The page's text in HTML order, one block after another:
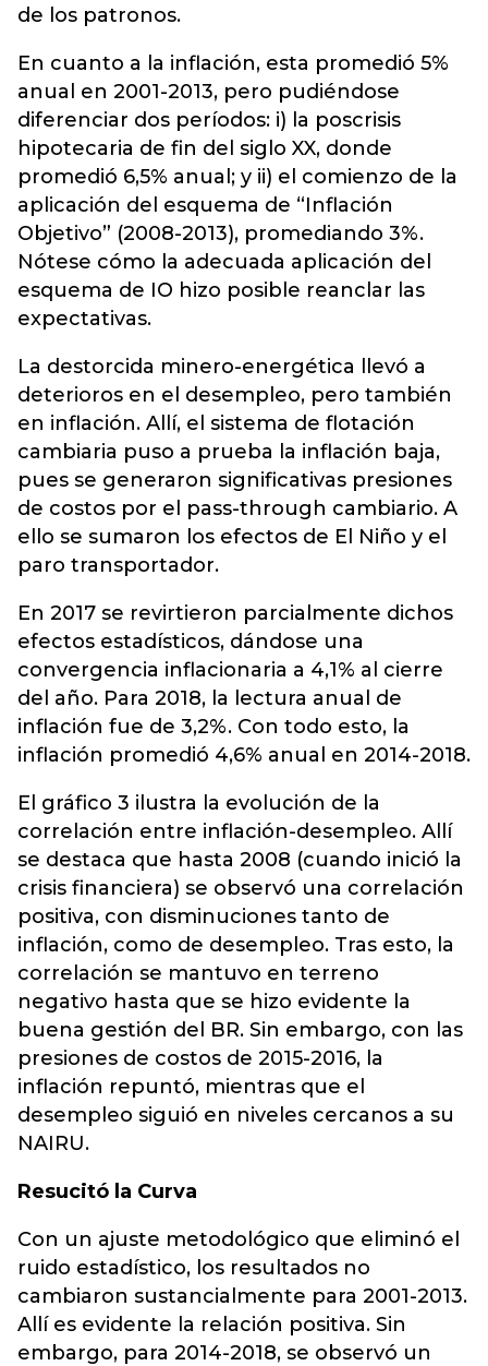
de los patronos.
En cuanto a la inflación, esta promedió 5%
anual en 2001-2013, pero pudiéndose
diferenciar dos períodos: i) la poscrisis
hipotecaria de fin del siglo XX, donde
promedió 6,5% anual; y ii) el comienzo de la
aplicación del esquema de “Inflación
Objetivo” (2008-2013), promediando 3%.
Nótese cómo la adecuada aplicación del
esquema de IO hizo posible reanclar las
expectativas.
La destorcida minero-energética llevó a
deterioros en el desempleo, pero también
en inflación. Allí, el sistema de flotación
cambiaria puso a prueba la inflación baja,
pues se generaron significativas presiones
de costos por el pass-through cambiario. A
ello se sumaron los efectos de El Niño y el
paro transportador.
En 2017 se revirtieron parcialmente dichos
efectos estadísticos, dándose una
convergencia inflacionaria a 4,1% al cierre
del año. Para 2018, la lectura anual de
inflación fue de 3,2%. Con todo esto, la
inflación promedió 4,6% anual en 2014-2018.
El gráfico 3 ilustra la evolución de la
correlación entre inflación-desempleo. Allí
se destaca que hasta 2008 (cuando inició la
crisis financiera) se observó una correlación
positiva, con disminuciones tanto de
inflación, como de desempleo. Tras esto, la
correlación se mantuvo en terreno
negativo hasta que se hizo evidente la
buena gestión del BR. Sin embargo, con las
presiones de costos de 2015-2016, la
inflación repuntó, mientras que el
desempleo siguió en niveles cercanos a su
NAIRU.
Resucitó la Curva
Con un ajuste metodológico que eliminó el
ruido estadístico, los resultados no
cambiaron sustancialmente para 2001-2013.
Allí es evidente la relación positiva. Sin
embargo, para 2014-2018, se observó un